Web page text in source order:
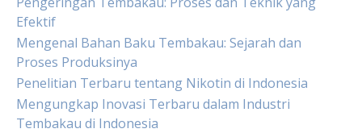
Efektif
Mengenal Bahan Baku Tembakau: Sejarah dan
Proses Produksinya
Penelitian Terbaru tentang Nikotin di Indonesia
Mengungkap Inovasi Terbaru dalam Industri
Tembakau di Indonesia